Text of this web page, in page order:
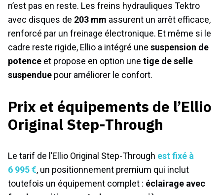
n’est pas en reste. Les freins hydrauliques Tektro
avec disques de 203 mm assurent un arrêt efficace,
renforcé par un freinage électronique. Et même si le
cadre reste rigide, Ellio a intégré une suspension de
potence et propose en option une tige de selle
suspendue pour améliorer le confort.
Prix et équipements de l’Ellio
Original Step-Through
Le tarif de l’Ellio Original Step-Through est fixé à
6 995 €, un positionnement premium qui inclut
toutefois un équipement complet : éclairage avec